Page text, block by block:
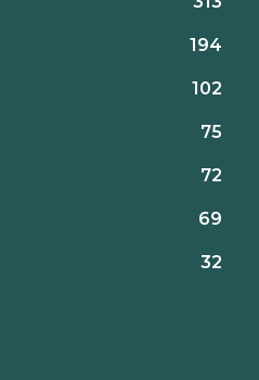
194
102
75
72
69
32